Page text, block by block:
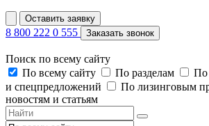
Оставить заявку
8 800 222 0 555 Заказать звонок
Поиск по всему сайту
По всему сайту
По разделам
По
и спецпредложений
По лизинговым
новостям и статьям